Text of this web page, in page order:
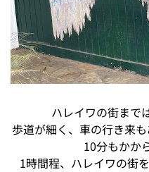
ハレイワの街まで
歩道が細く、車の行き来も
10分もかか
1時間程、ハレイワの街